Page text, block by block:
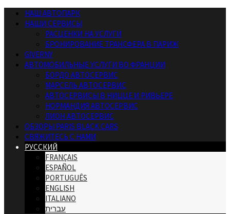
НАШ АВТОПАРК
НАШИ СЕРВИСЫ
РАСЦЕНКИ НА УСЛУГИ
БРОНИРОВАНИЕ ТРАНСФЕРА В ПАРИЖ
GIVERNY
АВТОМОБИЛЬНЫЕ УСЛУГИ ВО ФРАНЦИИ
БОРДО АВТОСЕРВИС
МАРСЕЛЬ АВТОСЕРВИС
АВТОСЕРВИСЫ В НИЦЦЕ И РИВЬЕРЕ
НОРМАНДИЯ АВТОСЕРВИС
ЛИОН АВТОСЕРВИС
ОБЗОРЫ PARIS BLACK CARS
СВЯЖИТЕСЬ С НАМИ
РУССКИЙ
FRANÇAIS
ESPAÑOL
PORTUGUÊS
ENGLISH
ITALIANO
עברית